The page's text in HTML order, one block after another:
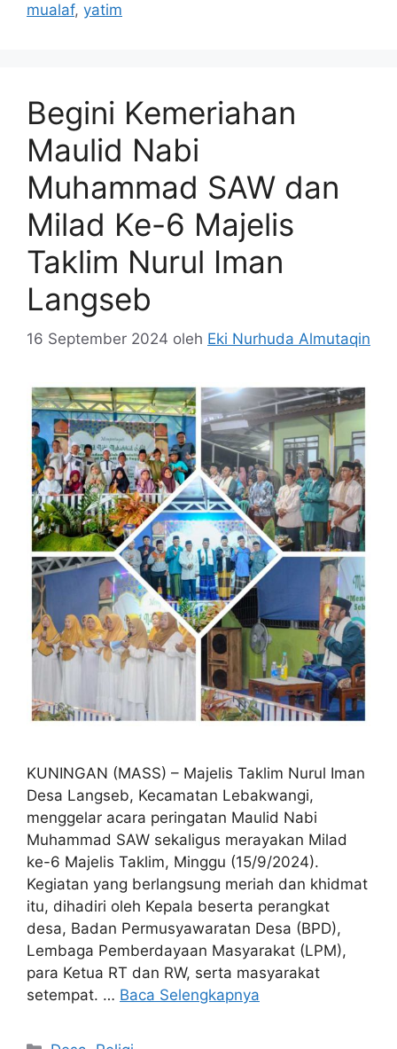
mualaf, yatim
Begini Kemeriahan
Maulid Nabi
Muhammad SAW dan
Milad Ke-6 Majelis
Taklim Nurul Iman
Langseb
16 September 2024 oleh Eki Nurhuda Almutaqin
KUNINGAN (MASS) – Majelis Taklim Nurul Iman
Desa Langseb, Kecamatan Lebakwangi,
menggelar acara peringatan Maulid Nabi
Muhammad SAW sekaligus merayakan Milad
ke-6 Majelis Taklim, Minggu (15/9/2024).
Kegiatan yang berlangsung meriah dan khidmat
itu, dihadiri oleh Kepala beserta perangkat
desa, Badan Permusyawaratan Desa (BPD),
Lembaga Pemberdayaan Masyarakat (LPM),
para Ketua RT dan RW, serta masyarakat
setempat. … Baca Selengkapnya